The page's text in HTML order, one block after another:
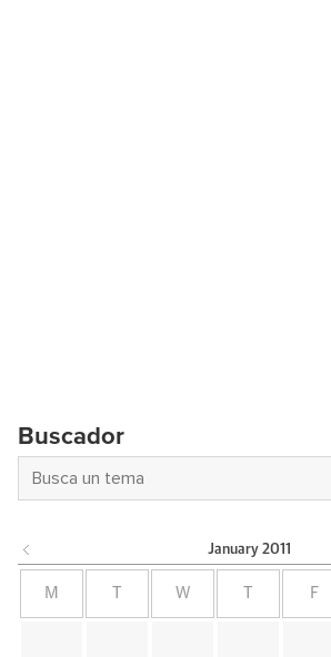
Buscador
January 2011
M W F